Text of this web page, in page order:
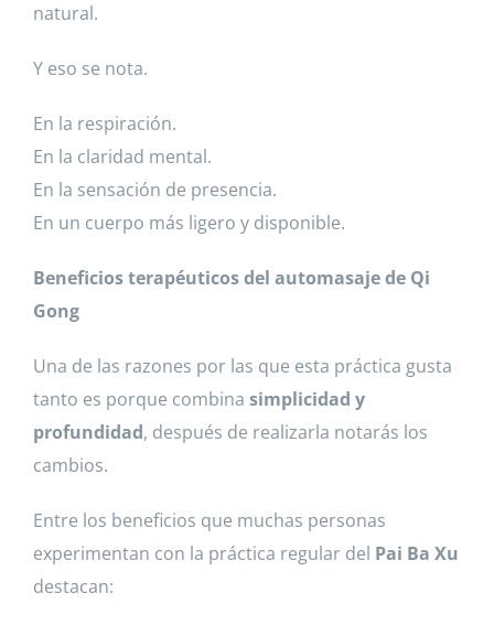
natural.
Y eso se nota.
En la respiración.
En la claridad mental.
En la sensación de presencia.
En un cuerpo más ligero y disponible.
Beneficios terapéuticos del automasaje de Qi
Gong
Una de las razones por las que esta práctica gusta
tanto es porque combina simplicidad y
profundidad, después de realizarla notarás los
cambios.
Entre los beneficios que muchas personas
experimentan con la práctica regular del Pai Ba Xu
destacan: